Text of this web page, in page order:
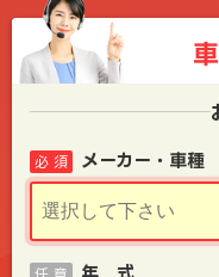
メーカー・車種
必 須
年 式
任 意